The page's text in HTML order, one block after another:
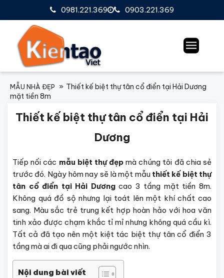
0903.221.369
0981.221.369
MẪU NHÀ ĐẸP
Thiết kế biệt thự tân cổ điển tại Hải Dương
mặt tiền 8m
Thiết kế biệt thự tân cổ điển tại Hải
Dương
Tiếp nối các mẫu biệt thự đẹp mà chúng tôi đã chia sẻ
trước đó. Ngày hôm nay sẽ là một mẫu thiết kế biệt thự
tân cổ điển tại Hải Dươngcao 3 tầng mặt tiền 8m.
Không quá đồ sộ nhưng lại toát lên một khí chất cao
sang. Màu sắc trẻ trung kết hợp hoàn hảo với hoa văn
tinh xảo được chạm khắc tỉ mỉ nhưng không quá cầu kì.
Tất cả đã tạo nên một kiệt tác biệt thự tân cổ điển 3
tầng mà ai đi qua cũng phải ngước nhìn.
Nội dung bài viết